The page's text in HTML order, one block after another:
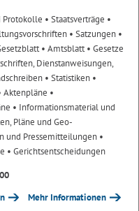
Protokolle • Staatsverträge •
• Satzungen •
• Amtsblatt• Gesetze
Dienstanweisungen,
• Statistiken •
Aktenpläne •
• Informationsmaterial und
Pläne und Geo-
und Pressemitteilungen •
• Gerichtsentscheidungen
Mehr Informationen